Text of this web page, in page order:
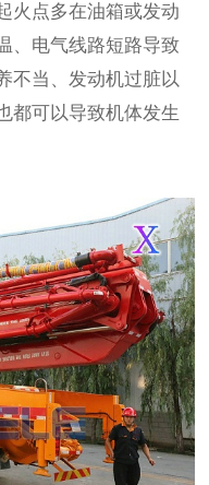
火点多在油箱或发动
、电气线路短路导致
不当、发动机过脏以
都可以导致机体发生